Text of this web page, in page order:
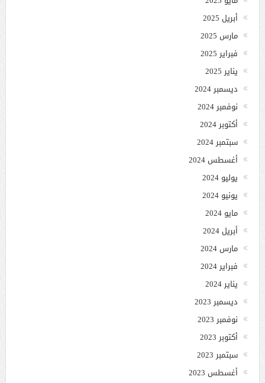
أبريل 2025
مارس 2025
فبراير 2025
يناير 2025
ديسمبر 2024
نوفمبر 2024
أكتوبر 2024
سبتمبر 2024
أغسطس 2024
يوليو 2024
يونيو 2024
مايو 2024
أبريل 2024
مارس 2024
فبراير 2024
يناير 2024
ديسمبر 2023
نوفمبر 2023
أكتوبر 2023
سبتمبر 2023
أغسطس 2023